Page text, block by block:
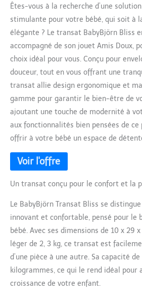
Êtes-vous à la recherche d’une
stimulante pour votre bébé, qui soit à
élégante ? Le transat BabyBjörn Bliss
accompagné de son jouet Amis Doux,
choix idéal pour vous. Conçu pour
douceur, tout en vous offrant une
transat allie design ergonomique et
gamme pour garantir le bien-être de
ajoutant une touche de modernité à
aux fonctionnalités bien pensées de ce
offrir à votre bébé un espace de
Un transat conçu pour le confort et la
Le BabyBjörn Transat Bliss se
innovant et confortable, pensé pour le
bébé. Avec ses dimensions de 10 x 29
léger de 2, 3 kg, ce transat est
d’une pièce à une autre. Sa capacité
kilogrammes, ce qui le rend idéal pour
croissance de votre enfant.